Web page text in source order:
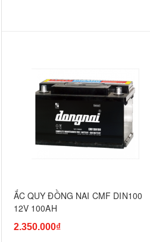
ẮC QUY ĐỒNG NAI CMF DIN100
12V 100AH
2.350.000₫